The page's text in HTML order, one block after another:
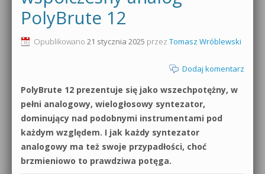
Produkcja muzyczna od podstaw
Dubstep z syntezatorem Massive
Kontakt 5 Kompendium
Pakiety
0dB.pl - informacje
Newsletter
Archiwum aktualności
Polityka prywatności
Regulamin
PolyBrute 12
Opublikowano 21 stycznia 2025 przez Tomasz Wróblewski
Dodaj komentarz
PolyBrute 12 prezentuje się jako wszechpotężny, w
pełni analogowy, wielogłosowy syntezator,
dominujący nad podobnymi instrumentami pod
każdym względem. I jak każdy syntezator
analogowy ma też swoje przypadłości, choć
brzmieniowo to prawdziwa potęga.